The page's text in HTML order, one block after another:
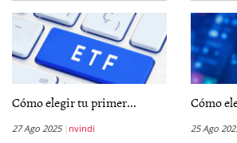
Cómo elegir tu primer...
27 Ago 2025 nvindi
Cómo
25 Ago